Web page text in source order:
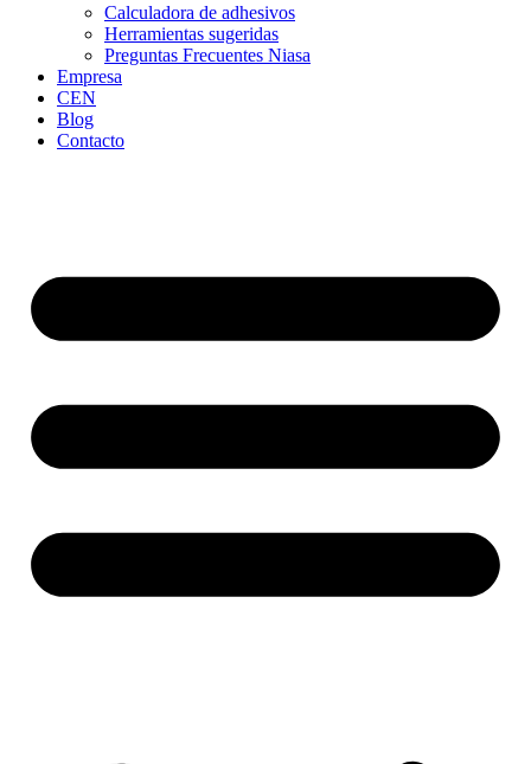
Calculadora de adhesivos
Herramientas sugeridas
Preguntas Frecuentes Niasa
Empresa
CEN
Blog
Contacto